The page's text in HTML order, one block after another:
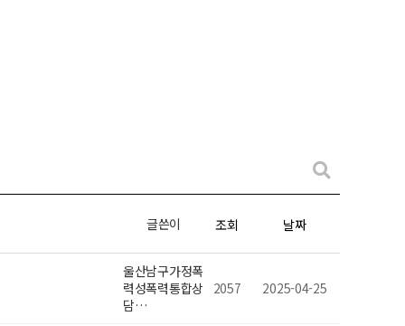
글쓴이 조회 날짜
울산남구가정폭
력성폭력통합상
담…
2057 2025-04-25